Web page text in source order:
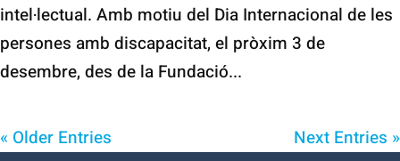
intel·lectual. Amb motiu del Dia Internacional de les
persones amb discapacitat, el pròxim 3 de
desembre, des de la Fundació...
« Older Entries Next Entries »